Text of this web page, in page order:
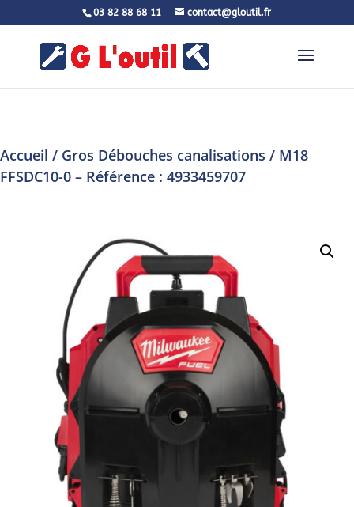
03 82 88 68 11 contact@gloutil.fr
Accueil / Gros Débouches canalisations / M18
FFSDC10-0 – Référence : 4933459707